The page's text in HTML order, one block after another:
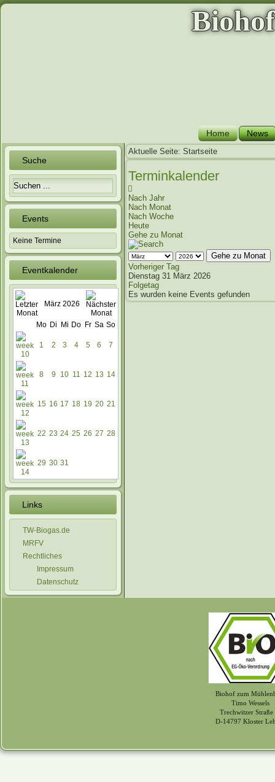
Home News
Suche
Events
Keine Termine
Eventkalender
März 2026
Mo Di Mi Do Fr Sa So
1 2 3 4 5 6 7
8 9 10 11 12 13 14
15 16 17 18 19 20 21
22 23 24 25 26 27 28
29 30 31
Links
TW-Biogas.de
MRFV
Rechtliches
Impressum
Datenschutz
Aktuelle Seite: Startseite
Terminkalender
Nach Jahr
Nach Monat
Nach Woche
Heute
Gehe zu Monat
Gehe zu Monat
Vorheriger Tag
Dienstag 31 März 2026
Folgetag
Es wurden keine Events gefunden
Biohof zum
Timo Wessels
Trechwitzer Straße
D-14797 Kloster